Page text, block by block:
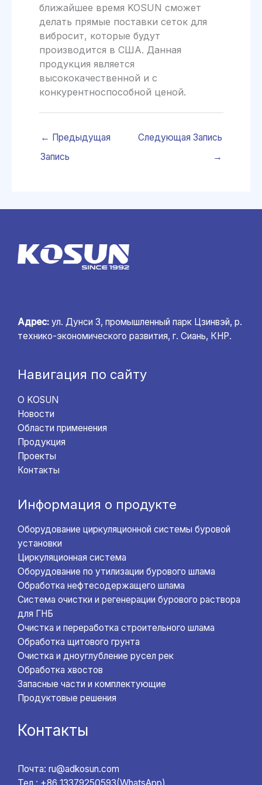
ближайшее время KOSUN сможет
делать прямые поставки сеток для
вибросит, которые будут
производится в США. Данная
продукция является
высококачественной и с
конкурентноспособной ценой.
← Предыдущая
Запись
Следующая Запись
→
Адрес: ул. Дунси 3, промышленный парк Цзинвэй, р.
технико-экономического развития, г. Сиань, КНР.
Навигация по сайту
О KOSUN
Новости
Области применения
Продукция
Проекты
Контакты
Информация о продукте
Оборудование циркуляционной системы буровой
установки
Циркуляционная система
Оборудование по утилизации бурового шлама
Обработка нефтесодержащего шлама
Система очистки и регенерации бурового раствора
для ГНБ
Очистка и переработка строительного шлама
Обработка щитового грунта
Очистка и дноуглубление русел рек
Обработка хвостов
Запасные части и комплектующие
Продуктовые решения
Контакты
Почта: ru@adkosun.com